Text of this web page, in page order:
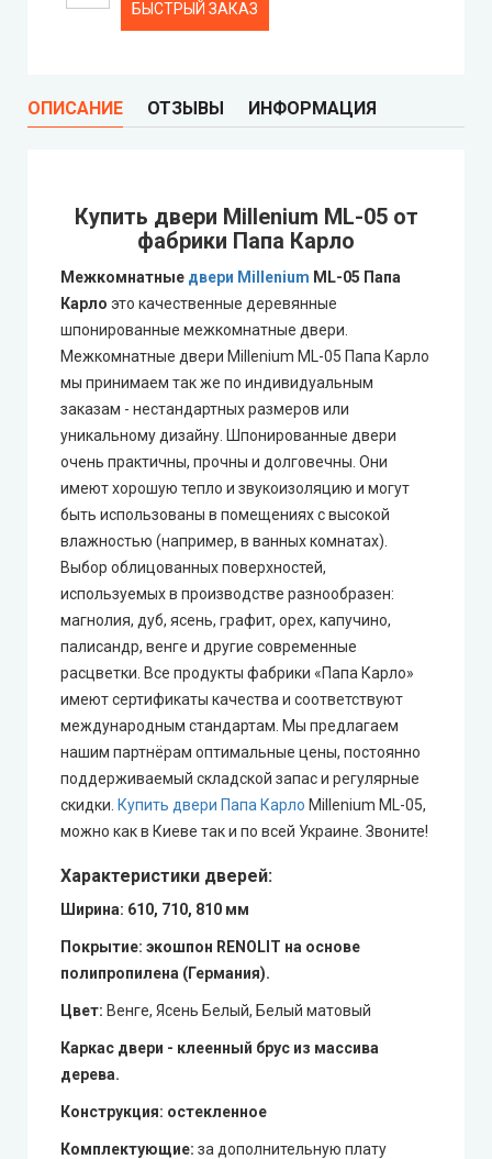
STDM
Verto (Верто)
EcoDoors (Экодорс)
БЫСТРЫЙ ЗАКАЗ
ОПИСАНИЕ ОТЗЫВЫ ИНФОРМАЦИЯ
Купить двери Millenium ML-05 от
фабрики Папа Карло
Межкомнатные двери Millenium ML-05 Папа
Карло это качественные деревянные
шпонированные межкомнатные двери.
Межкомнатные двери Millenium ML-05 Папа Карло
мы принимаем так же по индивидуальным
заказам - нестандартных размеров или
уникальному дизайну. Шпонированные двери
очень практичны, прочны и долговечны. Они
имеют хорошую тепло и звукоизоляцию и могут
быть использованы в помещениях с высокой
влажностью (например, в ванных комнатах).
Выбор облицованных поверхностей,
используемых в производстве разнообразен:
магнолия, дуб, ясень, графит, орех, капучино,
палисандр, венге и другие современные
расцветки. Все продукты фабрики «Папа Карло»
имеют сертификаты качества и соответствуют
международным стандартам. Мы предлагаем
нашим партнёрам оптимальные цены, постоянно
поддерживаемый складской запас и регулярные
скидки. Купить двери Папа Карло Millenium ML-05,
можно как в Киеве так и по всей Украине. Звоните!
Характеристики дверей:
Ширина: 610, 710, 810 мм
Покрытие: экошпон RENOLIT на основе
полипропилена (Германия).
Цвет: Венге, Ясень Белый, Белый матовый
Каркас двери - клеенный брус из массива
дерева.
Конструкция: остекленное
Комплектующие: за дополнительную плату